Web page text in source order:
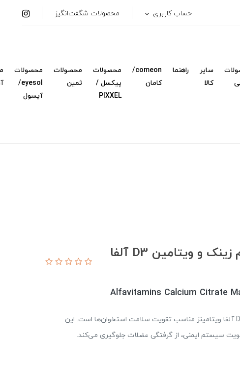
حساب کاربری محصولات شگفت‌انگیز
سایر
کالا
راهنما
comeon/
کامان
محصولات
پیکسل /
PIXXEL
محصولات
ثمین
محصولات
eyesol/
آیسول
قرص کلسیم سیترات منیزیم زینک و ویتامین D3 آلفا
Alfavitamins Calcium Citrate
قرص کلسیم سیترات منیزیم زینک و ویتامین D3 آلفا ویتامینز مناسب تقویت سلامت استخوان‌ها است. این
سیستم ایمنی، از گرفتگی عضلات جلوگیری می‌کند.